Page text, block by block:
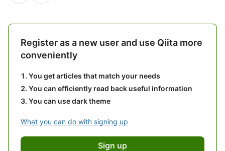
Register as a new user and use Qiita more
conveniently
You get articles that match your needs
You can efficiently read back useful information
You can use dark theme
What you can do with signing up
Sign up